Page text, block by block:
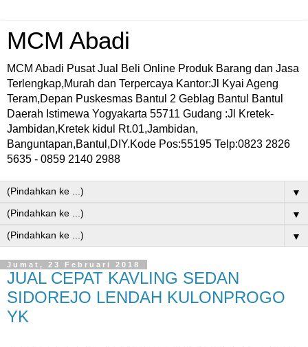
MCM Abadi
MCM Abadi Pusat Jual Beli Online Produk Barang dan Jasa
Terlengkap,Murah dan Terpercaya Kantor:Jl Kyai Ageng
Teram,Depan Puskesmas Bantul 2 Geblag Bantul Bantul
Daerah Istimewa Yogyakarta 55711 Gudang :Jl Kretek-
Jambidan,Kretek kidul Rt.01,Jambidan,
Banguntapan,Bantul,DIY.Kode Pos:55195 Telp:0823 2826
5635 - 0859 2140 2988
▼
▼
▼
Jumat, 23 Februari 2018
JUAL CEPAT KAVLING SEDAN
SIDOREJO LENDAH KULONPROGO
YK